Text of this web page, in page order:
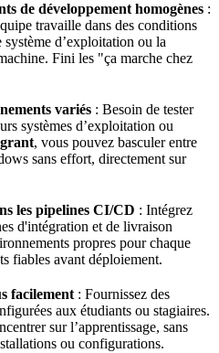
de développement homogènes :
travaille dans des conditions
d’exploitation ou la
Fini les "ça marche chez
variés : Besoin de tester
systèmes d’exploitation ou
, vous pouvez basculer entre
sans effort, directement sur
les pipelines CI/CD : Intégrez
d'intégration et de livraison
propres pour chaque
fiables avant déploiement.
facilement : Fournissez des
aux étudiants ou stagiaires.
sur l’apprentissage, sans
ou configurations.